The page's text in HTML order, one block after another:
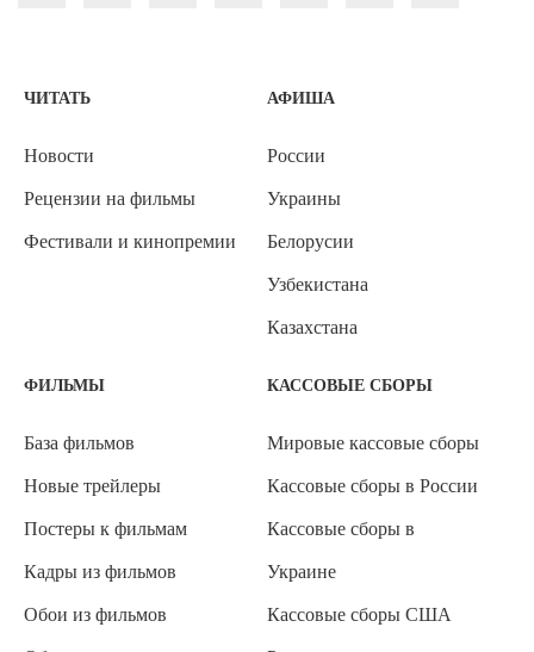
ЧИТАТЬ
Новости
Рецензии на фильмы
Фестивали и кинопремии
АФИША
России
Украины
Белорусии
Узбекистана
Казахстана
ФИЛЬМЫ
База фильмов
Новые трейлеры
Постеры к фильмам
Кадры из фильмов
Обои из фильмов
КАССОВЫЕ СБОРЫ
Мировые кассовые сборы
Кассовые сборы в России
Кассовые сборы в
Украине
Кассовые сборы США